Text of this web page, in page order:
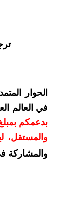
الحوار
في العالم
والمستقل،
والمشاركة